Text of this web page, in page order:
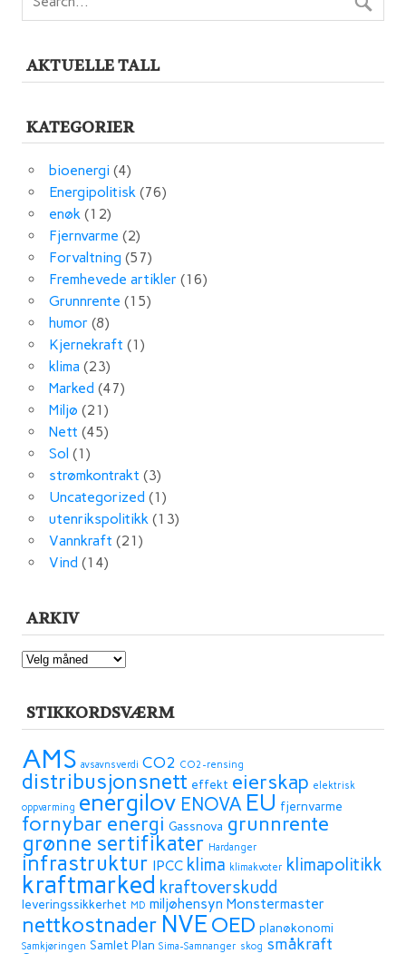
AKTUELLE TALL
KATEGORIER
bioenergi (4)
Energipolitisk (76)
enøk (12)
Fjernvarme (2)
Forvaltning (57)
Fremhevede artikler (16)
Grunnrente (15)
humor (8)
Kjernekraft (1)
klima (23)
Marked (47)
Miljø (21)
Nett (45)
Sol (1)
strømkontrakt (3)
Uncategorized (1)
utenrikspolitikk (13)
Vannkraft (21)
Vind (14)
ARKIV
ARKIV
STIKKORDSVÆRM
AMS avsavnsverdi CO2 CO2-rensing
distribusjonsnett effekt eierskap elektrisk
oppvarming energilov ENOVA EU fjernvarme
fornybar energi Gassnova grunnrente
grønne sertifikater Hardanger
infrastruktur IPCC klima klimakvoter klimapolitikk
kraftmarked kraftoverskudd
leveringssikkerhet MD miljøhensyn Monstermaster
nettkostnader NVE OED planøkonomi
Samkjøringen Samlet Plan Sima-Samnanger skog småkraft